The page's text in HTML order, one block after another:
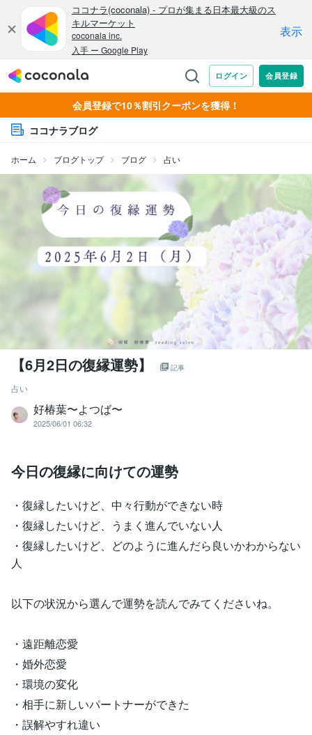
会員登録で10％割引クーポンを獲得！
ココナラブログ
ホーム ブログトップ ブログ 占い
【6月2日の復縁運勢】 記事
占い
好椿葉〜よつば〜
2025/06/01 06:32
今日の復縁に向けての運勢
・復縁したいけど、中々行動ができない時
・復縁したいけど、うまく進んでいない人
・復縁したいけど、どのように進んだら良いかわからない
人
以下の状況から選んで運勢を読んでみてくださいね。
・遠距離恋愛
・婚外恋愛
・環境の変化
・相手に新しいパートナーができた
・誤解やすれ違い